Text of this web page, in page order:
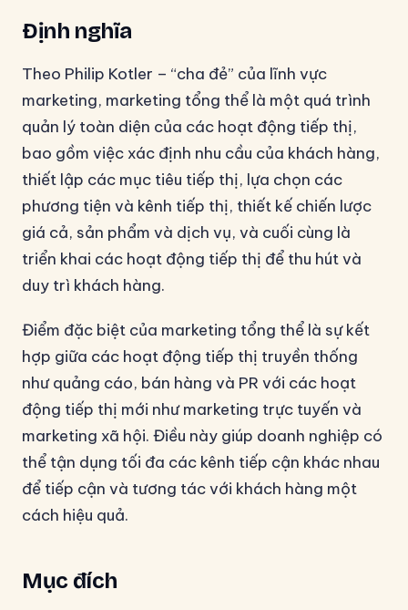
Định nghĩa
Theo Philip Kotler – “cha đẻ” của lĩnh vực
marketing, marketing tổng thể là một quá trình
quản lý toàn diện của các hoạt động tiếp thị,
bao gồm việc xác định nhu cầu của khách hàng,
thiết lập các mục tiêu tiếp thị, lựa chọn các
phương tiện và kênh tiếp thị, thiết kế chiến lược
giá cả, sản phẩm và dịch vụ, và cuối cùng là
triển khai các hoạt động tiếp thị để thu hút và
duy trì khách hàng.
Điểm đặc biệt của marketing tổng thể là sự kết
hợp giữa các hoạt động tiếp thị truyền thống
như quảng cáo, bán hàng và PR với các hoạt
động tiếp thị mới như marketing trực tuyến và
marketing xã hội. Điều này giúp doanh nghiệp có
thể tận dụng tối đa các kênh tiếp cận khác nhau
để tiếp cận và tương tác với khách hàng một
cách hiệu quả.
Mục đích